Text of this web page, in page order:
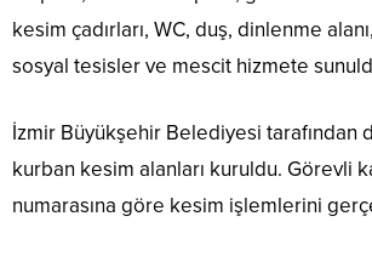
kesim çadırları, WC, duş, dinlenme
sosyal tesisler ve mescit hizmete
İzmir Büyükşehir Belediyesi tarafından
kurban kesim alanları kuruldu. Görevli
numarasına göre kesim işlemlerini